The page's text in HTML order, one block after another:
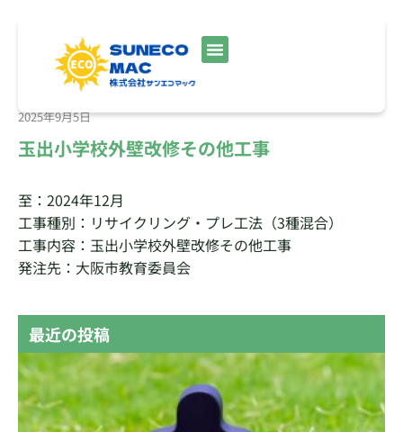
2025年9月5日
玉出小学校外壁改修その他工事
至：2024年12月
工事種別：リサイクリング・プレ工法（3種混合）
工事内容：玉出小学校外壁改修その他工事
発注先：大阪市教育委員会
最近の投稿